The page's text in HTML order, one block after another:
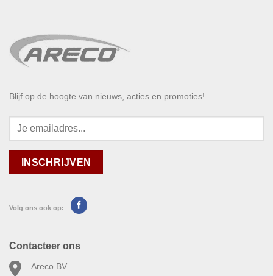
Blijf op de hoogte van nieuws, acties en promoties!
Volg ons ook op:
Contacteer ons
Areco BV